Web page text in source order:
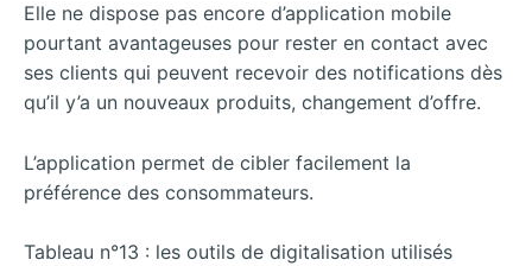
Elle ne dispose pas encore d’application mobile
pourtant avantageuses pour rester en contact avec
ses clients qui peuvent recevoir des notifications dès
qu’il y’a un nouveaux produits, changement d’offre.
L’application permet de cibler facilement la
préférence des consommateurs.
Tableau n°13 : les outils de digitalisation utilisés